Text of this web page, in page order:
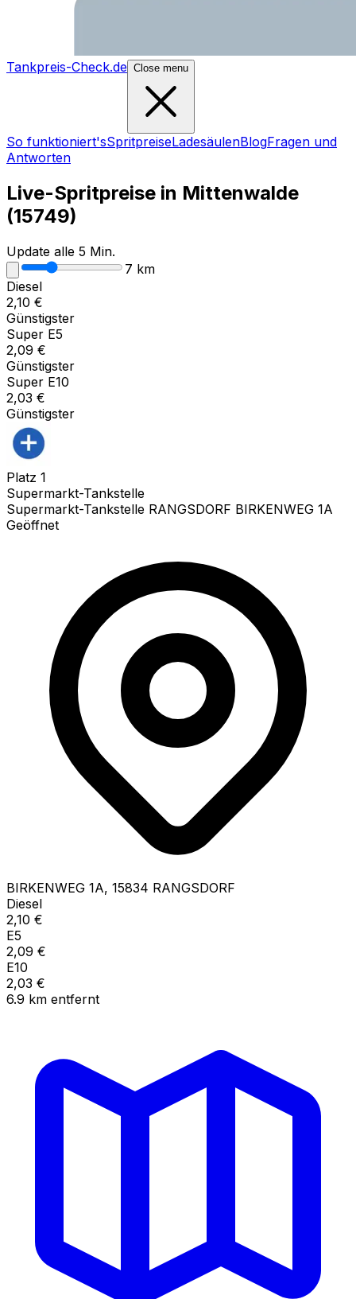
Tankpreis-Check.de Close menu
So funktioniert'sSpritpreiseLadesäulenBlogFragen und
Antworten
Live-Spritpreise in Mittenwalde
(15749)
Update alle 5 Min.
7 km
Diesel
2,10 €
Günstigster
Super E5
2,09 €
Günstigster
Super E10
2,03 €
Günstigster
Platz 1
Supermarkt-Tankstelle
Supermarkt-Tankstelle RANGSDORF BIRKENWEG 1A
Geöffnet
BIRKENWEG 1A, 15834 RANGSDORF
Diesel
2,10 €
E5
2,09 €
E10
2,03 €
6.9 km entfernt